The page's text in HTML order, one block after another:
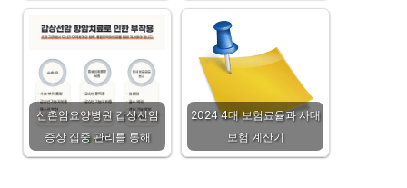
신촌암요양병원 갑상선암
증상 집중 관리를 통해
2024 4대 보험료율과 사대
보험 계산기